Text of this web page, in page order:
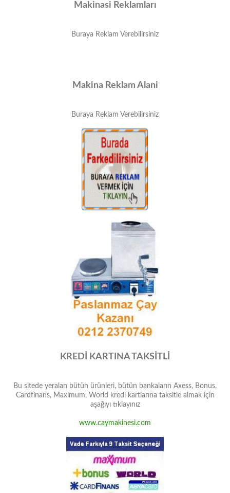
Makinasi Reklamları
Buraya Reklam Verebilirsiniz
Makina Reklam Alani
Buraya Reklam Verebilirsiniz
KREDİ KARTINA TAKSİTLİ
Bu sitede yeralan bütün ürünleri, bütün bankaların Axess, Bonus,
Cardfinans, Maximum, World kredi kartlarına taksitle almak için
aşağıyı tıklayınız
www.caymakinesi.com